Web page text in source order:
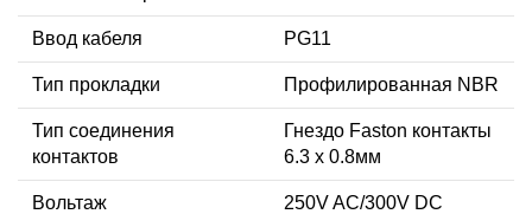
Ввод кабеля PG11
Тип прокладки Профилированная NBR
Тип соединения
контактов
Гнездо Faston контакты
6.3 x 0.8мм
Вольтаж 250V AC/300V DC